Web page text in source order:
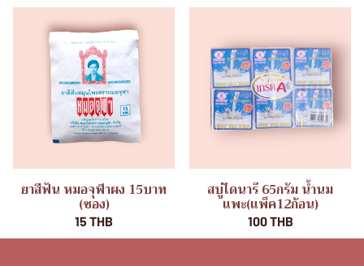
ยาสีฟัน หมอจุฬาผง 15บาท
(ซอง)
15 THB
สบู่ไดนารี 65กรัม น้ำนม
แพะ(แพ็ค12ก้อน)
100 THB